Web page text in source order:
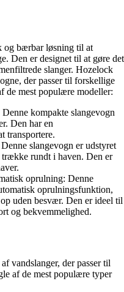
og bærbar løsning til at
Den er designet til at gøre det
slanger. Hozelock
der passer til forskellige
de mest populære modeller:
kompakte slangevogn
Den har en
transportere.
slangevogn er udstyret
rundt i haven. Den er
oprulning: Denne
oprulningsfunktion,
uden besvær. Den er ideel til
og bekvemmelighed.
vandslanger, der passer til
af de mest populære typer